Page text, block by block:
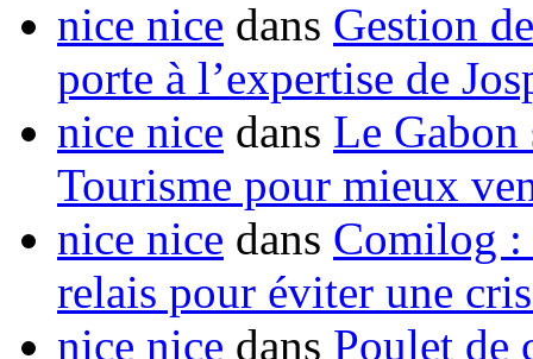
nice nice dans Gestion
porte à l’expertise de
nice nice dans Le Gabon
Tourisme pour mieux
nice nice dans Comilog :
relais pour éviter une
nice nice dans Poulet de